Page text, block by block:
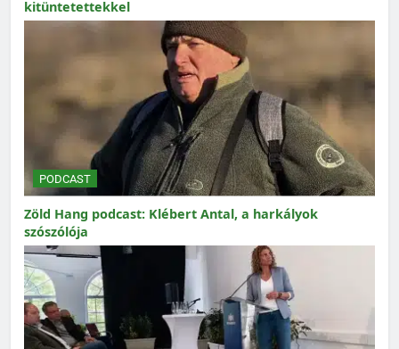
kitüntetettekkel
PODCAST
Zöld Hang podcast: Klébert Antal, a harkályok
szószólója